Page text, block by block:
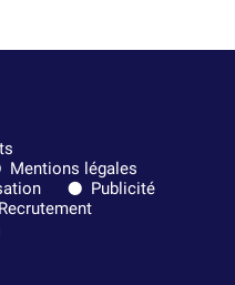
Mentions légales
Publicité
Recrutement